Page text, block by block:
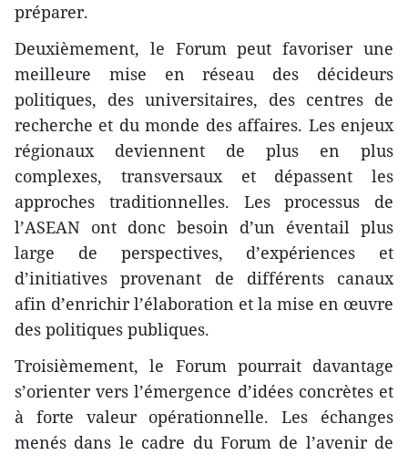
préparer.
Deuxièmement, le Forum peut favoriser une
meilleure mise en réseau des décideurs
politiques, des universitaires, des centres de
recherche et du monde des affaires. Les enjeux
régionaux deviennent de plus en plus
complexes, transversaux et dépassent les
approches traditionnelles. Les processus de
l’ASEAN ont donc besoin d’un éventail plus
large de perspectives, d’expériences et
d’initiatives provenant de différents canaux
afin d’enrichir l’élaboration et la mise en œuvre
des politiques publiques.
Troisièmement, le Forum pourrait davantage
s’orienter vers l’émergence d’idées concrètes et
à forte valeur opérationnelle. Les échanges
menés dans le cadre du Forum de l’avenir de